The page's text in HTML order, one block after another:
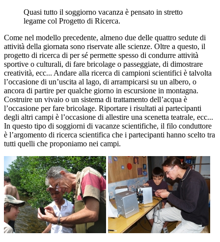
Quasi tutto il soggiorno vacanza è pensato in stretto
legame col Progetto di Ricerca.
Come nel modello precedente, almeno due delle quattro sedute di
attività della giornata sono riservate alle scienze. Oltre a questo, il
progetto di ricerca di per sé permette spesso di condurre attività
sportive o culturali, di fare bricolage o passeggiate, di dimostrare
creatività, ecc... Andare alla ricerca di campioni scientifici è talvolta
l’occasione di un’uscita al lago, di arrampicarsi su un albero, o
ancora di partire per qualche giorno in escursione in montagna.
Costruire un vivaio o un sistema di trattamento dell’acqua è
l’occasione per fare bricolage. Riportare i risultati ai partecipanti
degli altri campi è l’occasione di allestire una scenetta teatrale, ecc...
In questo tipo di soggiorni di vacanze scientifiche, il filo conduttore
è l’argomento di ricerca scientifica che i partecipanti hanno scelto tra
tutti quelli che proponiamo nei campi.